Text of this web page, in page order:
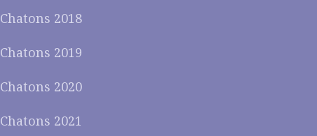
Chatons 2018
Chatons 2019
Chatons 2020
Chatons 2021